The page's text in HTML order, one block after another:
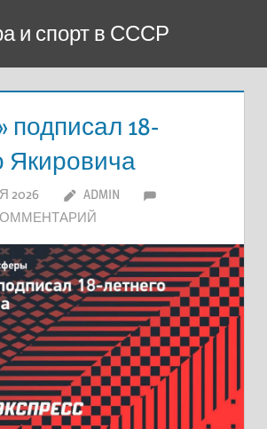
и спорт в СССР
подписал 18-
Якировича
2026
ADMIN